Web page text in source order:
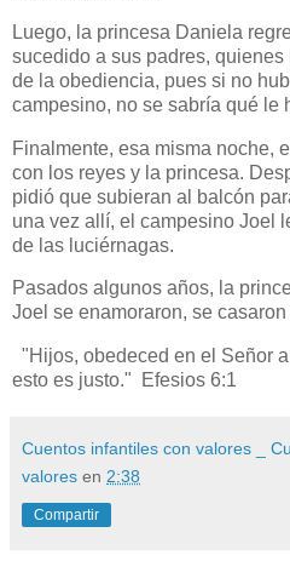
Luego, la princesa Daniela
sucedido a sus padres,
de la obediencia, pues si no
campesino, no se sabría qué le
Finalmente, esa misma noche,
con los reyes y la princesa.
pidió que subieran al balcón
una vez allí, el campesino Joel
de las luciérnagas.
Pasados algunos años, la
Joel se enamoraron, se
"Hijos, obedeced en el Señor
esto es justo." Efesios 6:1
Cuentos infantiles con valores _
valores en 2:38
Compartir